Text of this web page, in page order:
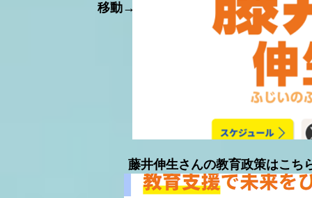
移動→
藤井伸生さんの教育政策はこ